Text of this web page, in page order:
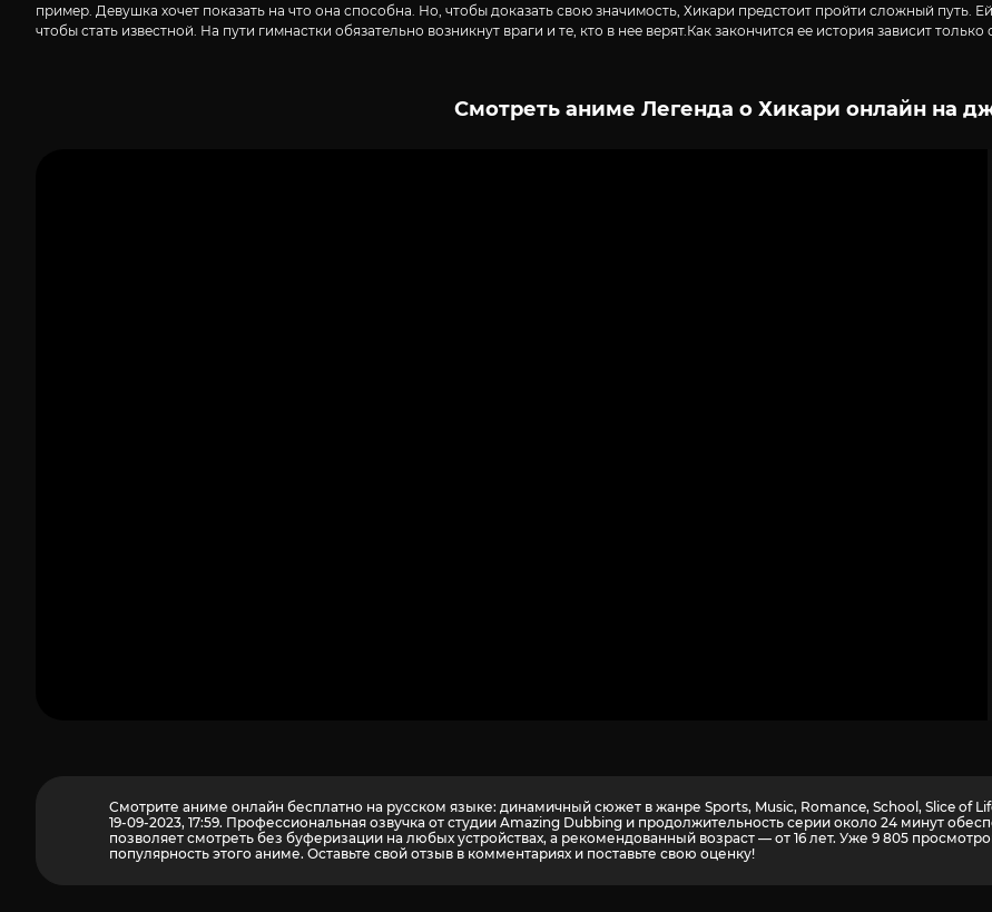
пример. Девушка хочет показать на что она способна. Но, чтобы доказать свою значимость, Хикари предстоит пройти сложный путь.
чтобы стать известной. На пути гимнастки обязательно возникнут враги и те, кто в нее верят.Как закончится ее история зависит
Смотреть аниме Легенда о Хикари онлайн на
Смотрите аниме онлайн бесплатно на русском языке: динамичный сюжет в жанре Sports, Music, Romance, School, Slice
19-09-2023, 17:59. Профессиональная озвучка от студии Amazing Dubbing и продолжительность серии около 24 минут
позволяет смотреть без буферизации на любых устройствах, а рекомендованный возраст — от 16 лет. Уже 9 805
популярность этого аниме. Оставьте свой отзыв в комментариях и поставьте свою оценку!